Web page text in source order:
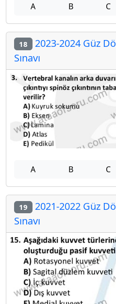
A B C
18 2023-2024 Güz
Sınavı
A B C
19 2021-2022 Güz
Sınavı